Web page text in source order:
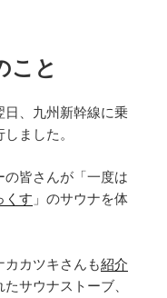
こと
日、九州新幹線に乗
ました。
皆さんが「一度は
くす 」のサウナを体
カツキさんも紹介
サウナストーブ、